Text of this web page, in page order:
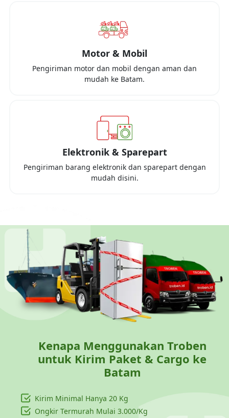
Motor & Mobil
Pengiriman motor dan mobil dengan aman dan
mudah ke Batam.
Elektronik & Sparepart
Pengiriman barang elektronik dan sparepart dengan
mudah disini.
Kenapa Menggunakan Troben
untuk Kirim Paket & Cargo ke
Batam
Kirim Minimal Hanya 20 Kg
Ongkir Termurah Mulai 3.000/Kg